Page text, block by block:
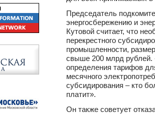
Председатель
энергосбережению и
Кутовой считает, что
перекрестного
промышленности,
свыше 200 млрд рублей.
определения тарифов
месячного
субсидирования – кто
платит».
Он также советует